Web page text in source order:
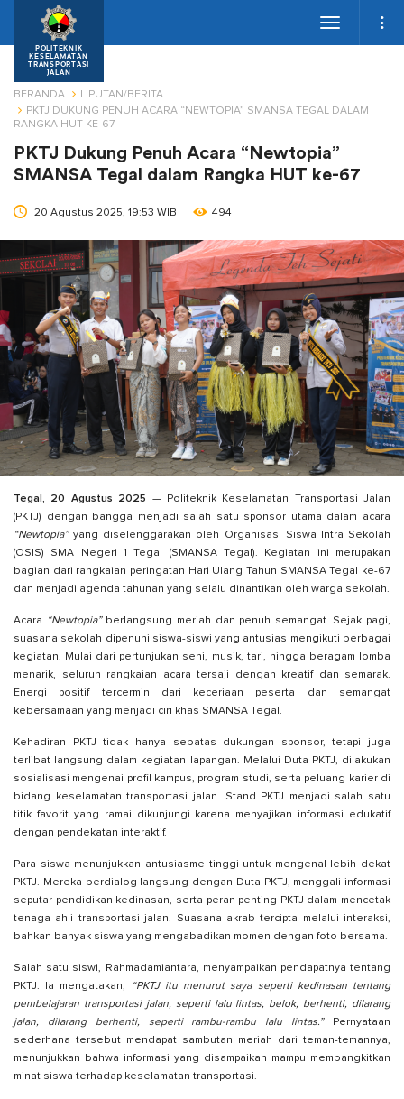
POLITEKNIK
KESELAMATAN
TRANSPORTASI
JALAN
Toggle
BERANDA
LIPUTAN/BERITA
PKTJ DUKUNG PENUH ACARA “NEWTOPIA” SMANSA TEGAL DALAM
RANGKA HUT KE-67
PKTJ Dukung Penuh Acara “Newtopia”
SMANSA Tegal dalam Rangka HUT ke-67
20 Agustus 2025, 19:53 WIB 494
Tegal, 20 Agustus 2025 — Politeknik Keselamatan Transportasi Jalan
(PKTJ) dengan bangga menjadi salah satu sponsor utama dalam acara
“Newtopia”yang diselenggarakan oleh Organisasi Siswa Intra Sekolah
(OSIS) SMA Negeri 1 Tegal (SMANSA Tegal). Kegiatan ini merupakan
bagian dari rangkaian peringatan Hari Ulang Tahun SMANSA Tegal ke-67
dan menjadi agenda tahunan yang selalu dinantikan oleh warga sekolah.
Acara “Newtopia”berlangsung meriah dan penuh semangat. Sejak pagi,
suasana sekolah dipenuhi siswa-siswi yang antusias mengikuti berbagai
kegiatan. Mulai dari pertunjukan seni, musik, tari, hingga beragam lomba
menarik, seluruh rangkaian acara tersaji dengan kreatif dan semarak.
Energi positif tercermin dari keceriaan peserta dan semangat
kebersamaan yang menjadi ciri khas SMANSA Tegal.
Kehadiran PKTJ tidak hanya sebatas dukungan sponsor, tetapi juga
terlibat langsung dalam kegiatan lapangan. Melalui Duta PKTJ, dilakukan
sosialisasi mengenai profil kampus, program studi, serta peluang karier di
bidang keselamatan transportasi jalan. Stand PKTJ menjadi salah satu
titik favorit yang ramai dikunjungi karena menyajikan informasi edukatif
dengan pendekatan interaktif.
Para siswa menunjukkan antusiasme tinggi untuk mengenal lebih dekat
PKTJ. Mereka berdialog langsung dengan Duta PKTJ, menggali informasi
seputar pendidikan kedinasan, serta peran penting PKTJ dalam mencetak
tenaga ahli transportasi jalan. Suasana akrab tercipta melalui interaksi,
bahkan banyak siswa yang mengabadikan momen dengan foto bersama.
Salah satu siswi, Rahmadamiantara, menyampaikan pendapatnya tentang
PKTJ. Ia mengatakan,
“PKTJ itu menurut saya seperti kedinasan tentang
pembelajaran transportasi jalan, seperti lalu lintas, belok, berhenti, dilarang
jalan, dilarang berhenti, seperti rambu-rambu lalu lintas.”Pernyataan
sederhana tersebut mendapat sambutan meriah dari teman-temannya,
menunjukkan bahwa informasi yang disampaikan mampu membangkitkan
minat siswa terhadap keselamatan transportasi.